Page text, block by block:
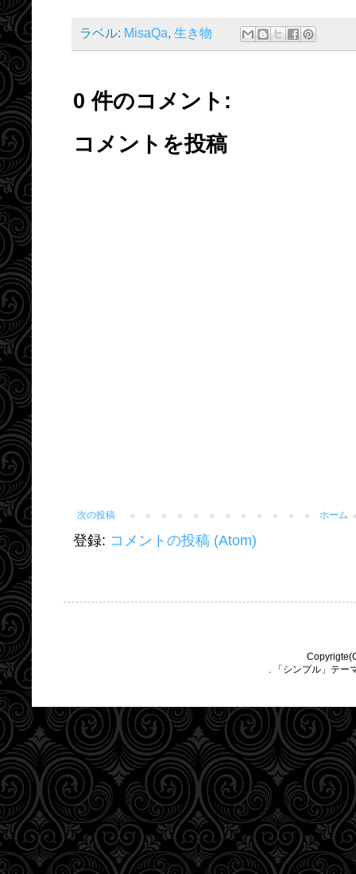
ラベル: MisaQa, 生き物
0 件のコメント:
コメントを投稿
次の投稿 ホーム
登録: コメントの投稿 (Atom)
. 「シンプル」テ